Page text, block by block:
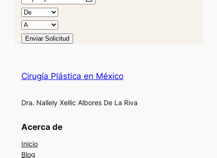
Cirugía Plástica en México
Dra. Nallely Xellic Albores De La Riva
Acerca de
Inicio
Blog